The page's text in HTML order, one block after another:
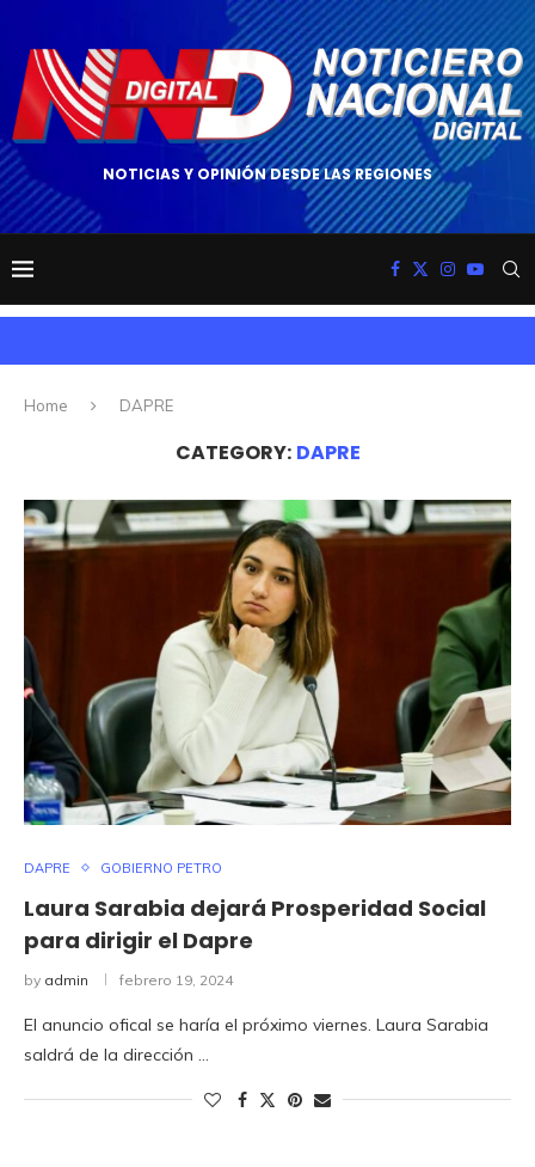
NOTICIAS Y OPINIÓN DESDE LAS REGIONES
Home DAPRE
CATEGORY: DAPRE
DAPRE GOBIERNO PETRO
Laura Sarabia dejará Prosperidad Social
para dirigir el Dapre
by admin febrero 19, 2024
El anuncio ofical se haría el próximo viernes. Laura Sarabia
saldrá de la dirección …